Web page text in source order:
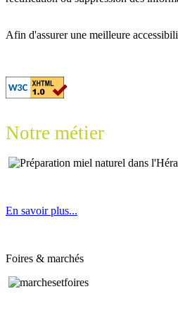
Afin d'assurer une meilleure
Notre métier
En savoir plus...
Foires & marchés